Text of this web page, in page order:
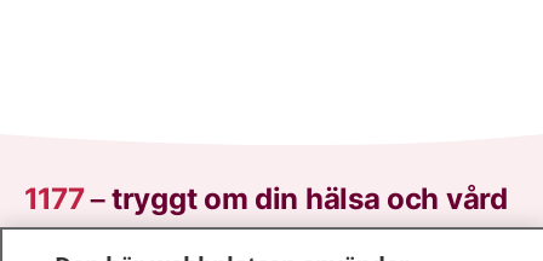
1177–tryggt om din hälsa och vård